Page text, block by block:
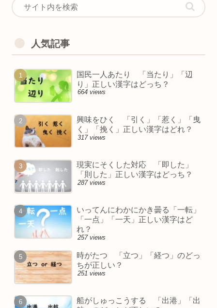
人気記事
国民一人あたり 「当たり」「辺
り」正しい漢字はどっち？
664 views
興味をひく 「引く」「惹く」「曳
く」「挽く」正しい漢字はどれ？
317 views
現実にそくした対応 「即した」
「則した」正しい漢字はどっち？
287 views
いってんにわかにかき曇る「一転」
「一点」「一天」正しい漢字はど
れ？
257 views
時がたつ 「立つ」「経つ」のどっ
ちが正しい？
251 views
船がしゅっこうする 「出港」「出